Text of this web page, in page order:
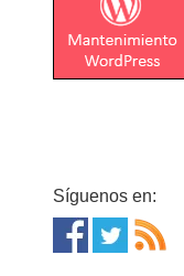
Síguenos en: